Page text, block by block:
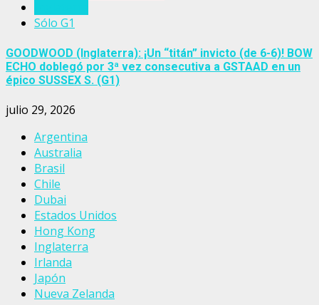
Sólo G1
GOODWOOD (Inglaterra): ¡Un “titán” invicto (de 6-6)! BOW
ECHO doblegó por 3ª vez consecutiva a GSTAAD en un
épico SUSSEX S. (G1)
julio 29, 2026
Argentina
Australia
Brasil
Chile
Dubai
Estados Unidos
Hong Kong
Inglaterra
Irlanda
Japón
Nueva Zelanda